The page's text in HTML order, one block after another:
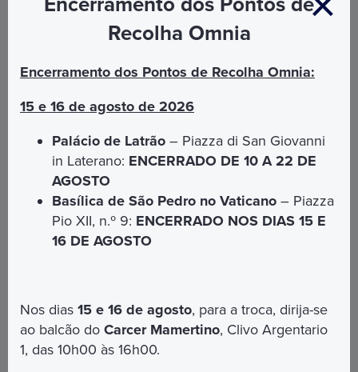
O Coração de Roma
Etapas principais: Campo Marzio – Torre Argentina –
Santa Maria sopra Minerva – San Luigi dei Francesi –
Recolha Omnia
Encerramento dos Pontos de Recolha Omnia:
15 e 16 de agosto de 2026
Palácio de Latrão – Piazza di San Giovanni
in Laterano: ENCERRADO DE 10 A 22 DE
AGOSTO
Basílica de São Pedro no Vaticano – Piazza
Pio XII, n.º 9: ENCERRADO NOS DIAS 15 E
16 DE AGOSTO
Nos dias15 e 16 de agosto, para a troca, dirija-se
ao balcão doCarcer Mamertino, Clivo Argentario
1, das 10h00 às 16h00.